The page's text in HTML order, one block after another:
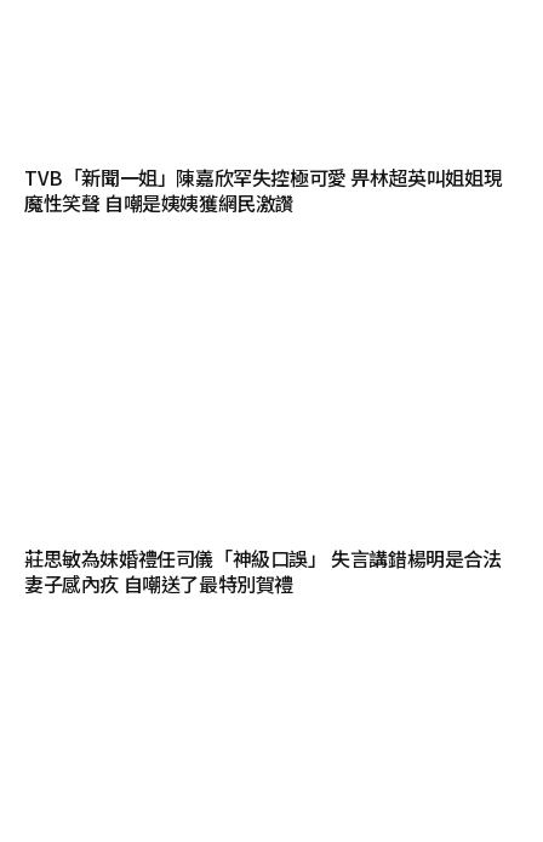
TVB「新聞一姐」陳嘉欣罕失控極可愛 畀林超英叫姐姐現
魔性笑聲 自嘲是姨姨獲網民激讚
莊思敏為妹婚禮任司儀「神級口誤」 失言講錯楊明是合法
妻子感內疚 自嘲送了最特別賀禮